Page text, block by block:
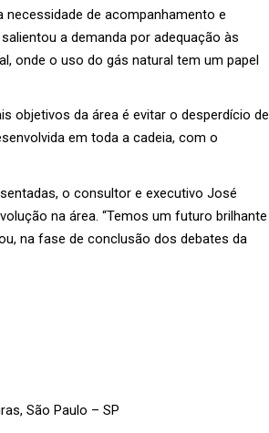
necessidade de acompanhamento e
a demanda por adequação às
onde o uso do gás natural tem um papel
objetivos da área é evitar o desperdício de
em toda a cadeia, com o
o consultor e executivo José
na área. “Temos um futuro brilhante
na fase de conclusão dos debates da
São Paulo – SP